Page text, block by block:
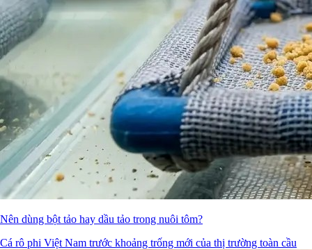
Nên dùng bột tảo hay dầu tảo trong nuôi tôm?
Cá rô phi Việt Nam trước khoảng trống mới của thị trường toàn cầu